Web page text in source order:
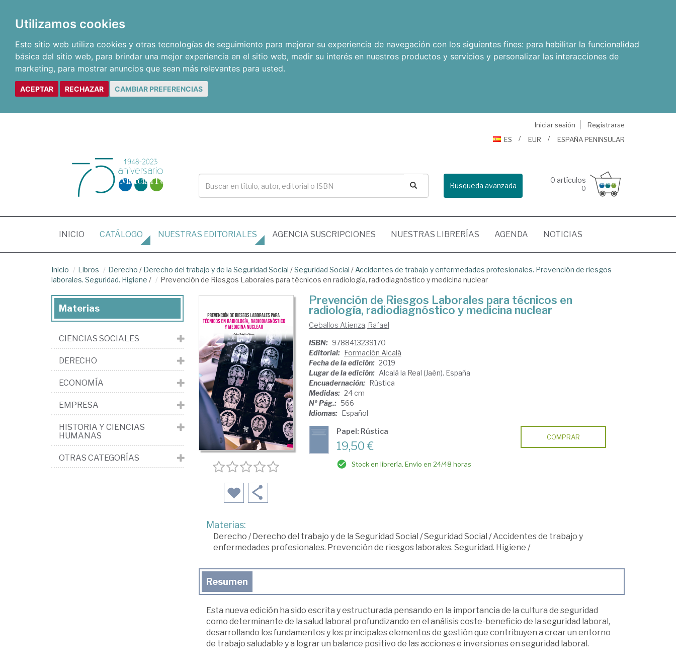
Utilizamos cookies
Este sitio web utiliza cookies y otras tecnologías de seguimiento para mejorar su experiencia de navegación con los siguientes fines: para habilitar la funcionalidad
básica del sitio web, para brindar una mejor experiencia en el sitio web, medir su interés en nuestros productos y servicios y personalizar las interacciones de
marketing, para mostrar anuncios que sean más relevantes para usted.
ACEPTAR RECHAZAR CAMBIAR PREFERENCIAS
Iniciar sesión
Registrarse
ES
EUR ESPAÑA PENINSULAR
Busqueda avanzada
0 artículos
0
INICIO (CURRENT)
CATÁLOGO NUESTRAS EDITORIALES AGENCIA SUSCRIPCIONES NUESTRAS LIBRERÍAS AGENDA NOTICIAS
Inicio Libros Derecho / Derecho del trabajo y de la Seguridad Social /Seguridad Social / Accidentes de trabajo y enfermedades profesionales. Prevención de riesgos
laborales. Seguridad. Higiene / Prevención de Riesgos Laborales para técnicos en radiología, radiodiagnóstico y medicina nuclear
Prevención de Riesgos Laborales para técnicos en
radiología, radiodiagnóstico y medicina nuclear
Ceballos Atienza, Rafael
ISBN: 9788413239170
Editorial: Formación Alcalá
Fecha de la edición: 2019
Lugar de la edición: Alcalá la Real (Jaén). España
Encuadernación: Rústica
Medidas: 24 cm
Nº Pág.: 566
Idiomas: Español
Papel: Rústica
19,50 €
Stock en librería. Envío en 24/48 horas
COMPRAR
Materias:
Derecho /Derecho del trabajo y de la Seguridad Social /Seguridad Social /Accidentes de trabajo y
enfermedades profesionales. Prevención de riesgos laborales. Seguridad. Higiene /
Resumen
Esta nueva edición ha sido escrita y estructurada pensando en la importancia de la cultura de seguridad
como determinante de la salud laboral profundizando en el análisis coste-beneficio de la seguridad laboral,
desarrollando los fundamentos y los principales elementos de gestión que contribuyen a crear un entorno
de trabajo saludable y a lograr un balance positivo de las acciones e inversiones en seguridad laboral.
Materias
CIENCIAS SOCIALES
DERECHO
ECONOMÍA
EMPRESA
HISTORIA Y CIENCIAS
HUMANAS
OTRAS CATEGORÍAS